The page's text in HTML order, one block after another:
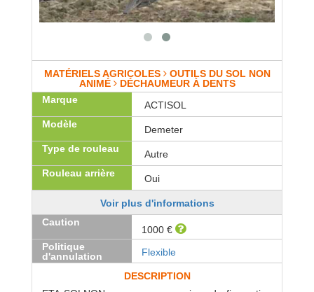
MATÉRIELS AGRICOLES OUTILS DU SOL NON
ANIMÉ DÉCHAUMEUR À DENTS
Marque
ACTISOL
Modèle
Demeter
Type de rouleau
Autre
Rouleau arrière
Oui
Voir plus d'informations
Caution
1000 €
Politique
d'annulation
Flexible
DESCRIPTION